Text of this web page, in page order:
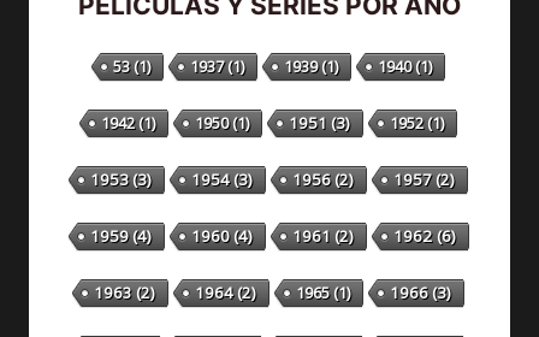
53(1) 1937(1) 1939(1) 1940(1)
1942(1) 1950(1) 1951 (3) 1952(1)
1953(3) 1954(3) 1956(2) 1957(2)
1959(4) 1960(4) 1961 (2) 1962(6)
1963(2) 1964(2) 1965(1) 1966(3)